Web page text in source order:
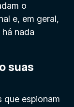
o
e, em geral,
nada
suas
que espionam